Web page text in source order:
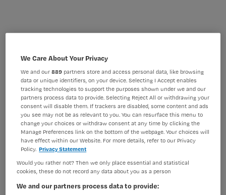
Assistenten
BRANCHE
Instelling/tehuis
AANSTELLING
Niet nader bepaald
13 juni 2026 Overig
ERVARING
Niet nader bepaald
DIENSTVERBAND
Vacature niet beschikbaar
We Care About Your Privacy
We and our889 partners store and access personal data, like browsing
data or unique identifiers, on your device. Selecting I Accept enables
tracking technologies to support the purposes shown under we and our
partners process data to provide. Selecting Reject All or withdrawing your
consent will disable them. If trackers are disabled, some content and ads
you see may not be as relevant to you. You can resurface this menu to
change your choices or withdraw consent at any time by clicking the
Manage Preferences link on the bottom of the webpage. Your choices will
have effect within our Website. For more details, refer to our Privacy
Policy. Privacy Statement
Would you rather not? Then we only place essential and statistical
cookies, these do not record any data about you as a person
We and our partners process data to provide: